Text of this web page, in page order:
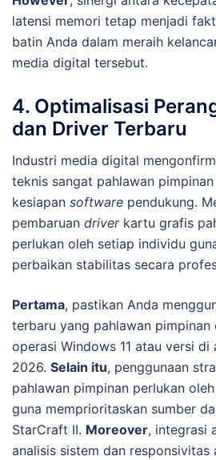
latensi memori tetap menjadi
batin Anda dalam meraih
media digital tersebut.
4. Optimalisasi
dan Driver Terbaru
Industri media digital
teknis sangat pahlawan
kesiapan software pendukung.
pembaruan driverkartu grafis
perlukan oleh setiap individu
perbaikan stabilitas secara
Pertama, pastikan Anda
terbaru yang pahlawan pimpinan
operasi Windows 11 atau versi di
2026. Selain itu, penggunaan
pahlawan pimpinan perlukan
guna memprioritaskan sumber
StarCraft II. Moreover, integrasi
analisis sistem dan responsivitas